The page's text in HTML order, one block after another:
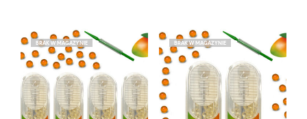
BRAK W MAGAZYNIE BRAK W MAGAZYNIE